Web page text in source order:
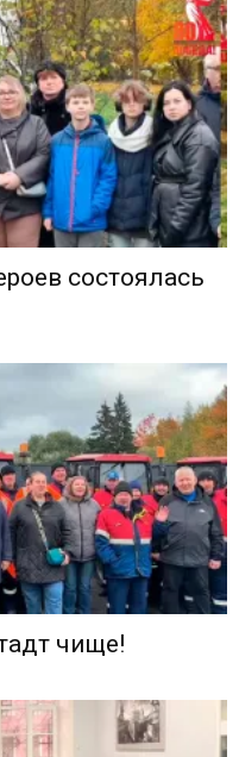
состоялась
чище!